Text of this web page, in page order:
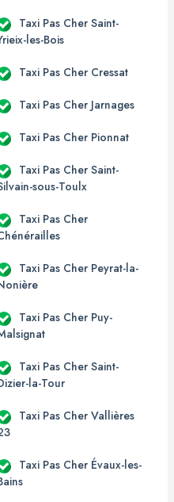
Taxi Pas Cher Saint-
les-Bois
Taxi Pas Cher Cressat
Taxi Pas Cher Jarnages
Taxi Pas Cher Pionnat
Taxi Pas Cher Saint-
sous-Toulx
Taxi Pas Cher
Taxi Pas Cher Peyrat-la-
Taxi Pas Cher Puy-
Taxi Pas Cher Saint-
la-Tour
Taxi Pas Cher Vallières
Taxi Pas Cher Évaux-les-